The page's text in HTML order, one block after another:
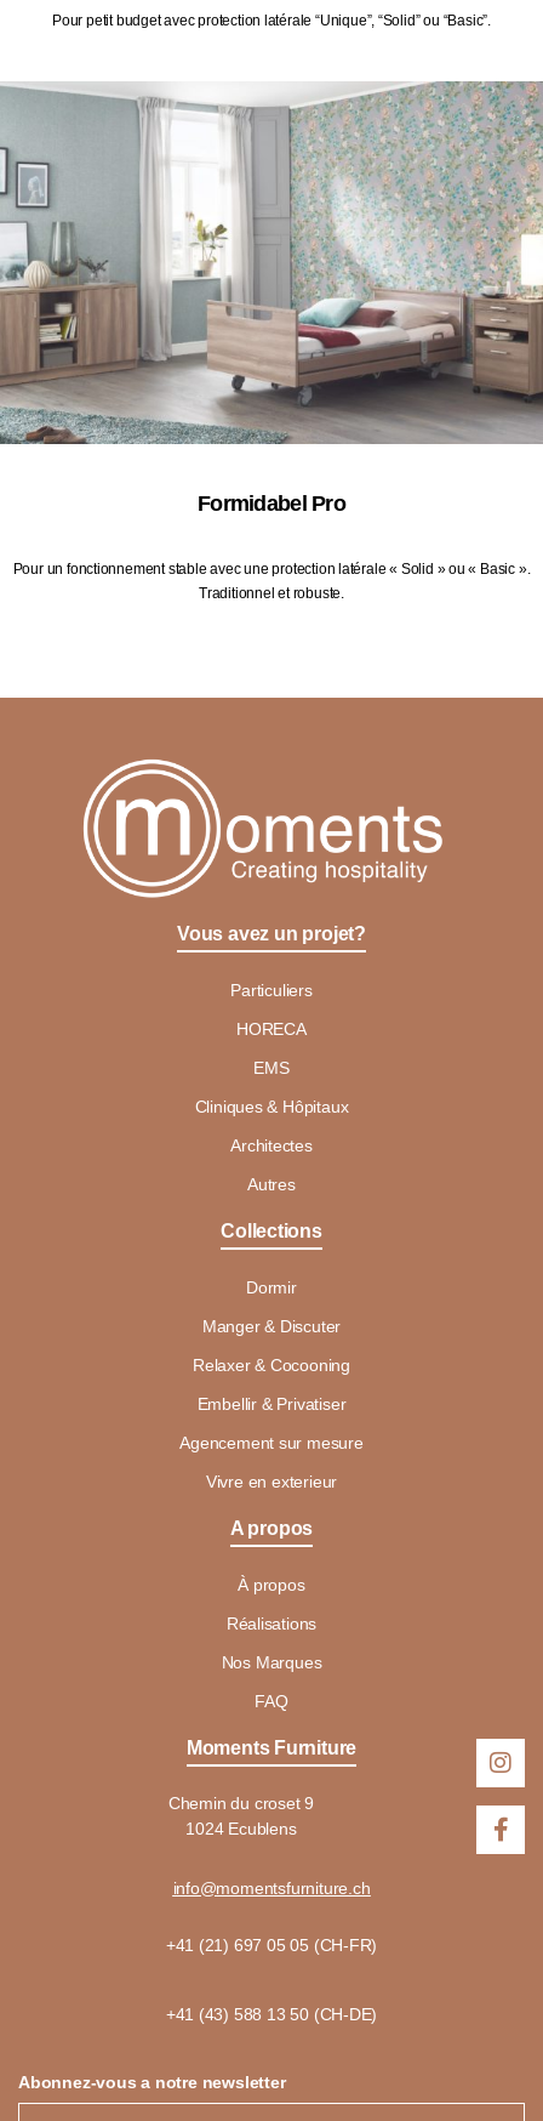
Pour petit budget avec protection latérale “Unique”, “Solid” ou “Basic”.
Formidabel Pro
Pour un fonctionnement stable avec une protection latérale « Solid » ou « Basic ».
Traditionnel et robuste.
Vous avez un projet?
Particuliers
HORECA
EMS
Cliniques & Hôpitaux
Architectes
Autres
Collections
Dormir
Manger & Discuter
Relaxer & Cocooning
Embellir & Privatiser
Agencement sur mesure
Vivre en exterieur
A propos
À propos
Réalisations
Nos Marques
FAQ
Moments Furniture
Chemin du croset 9
1024 Ecublens
info@momentsfurniture.ch
+41 (21) 697 05 05 (CH-FR)
+41 (43) 588 13 50 (CH-DE)
Abonnez-vous a notre newsletter